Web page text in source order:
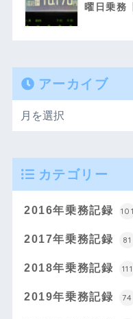
曜日乗務
アーカイブ
カテゴリー
2016年乗務記録 101
2017年乗務記録 81
2018年乗務記録 111
2019年乗務記録 74